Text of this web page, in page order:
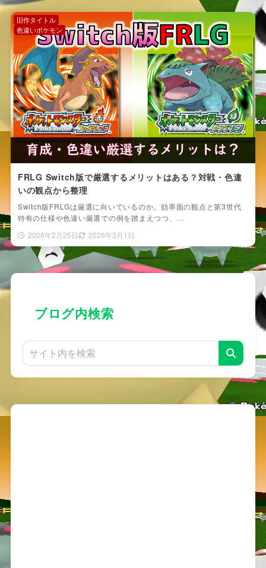
FRLG Switch版で厳選するメリットはある？対戦・色違
いの観点から整理
Switch版FRLGは厳選に向いているのか。効率面の観点と第3世代
特有の仕様や色違い厳選での例を踏まえつつ、…
2026年2月25日
2026年3月1日
旧作タイトル
色違いポケモン
ブログ内検索